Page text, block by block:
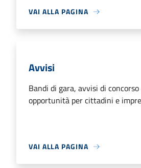
VAI ALLA PAGINA
Avvisi
Bandi di gara, avvisi di
opportunità per cittadini e
VAI ALLA PAGINA